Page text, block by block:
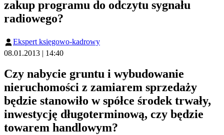
zakup programu do odczytu sygnału
radiowego?
Ekspert księgowo-kadrowy
08.01.2013 | 14:40
Czy nabycie gruntu i wybudowanie
nieruchomości z zamiarem sprzedaży
będzie stanowiło w spółce środek trwały,
inwestycję długoterminową, czy będzie
towarem handlowym?